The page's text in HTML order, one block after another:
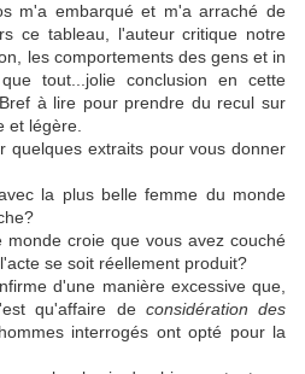
m'a embarqué et m'a arraché de
ce tableau, l'auteur critique notre
les comportements des gens et in
tout...jolie conclusion en cette
à lire pour prendre du recul sur
et légère.
quelques extraits pour vous donner
la plus belle femme du monde
croie que vous avez couché
se soit réellement produit?
d'une manière excessive que,
qu'affaire de considération des
interrogés ont opté pour la